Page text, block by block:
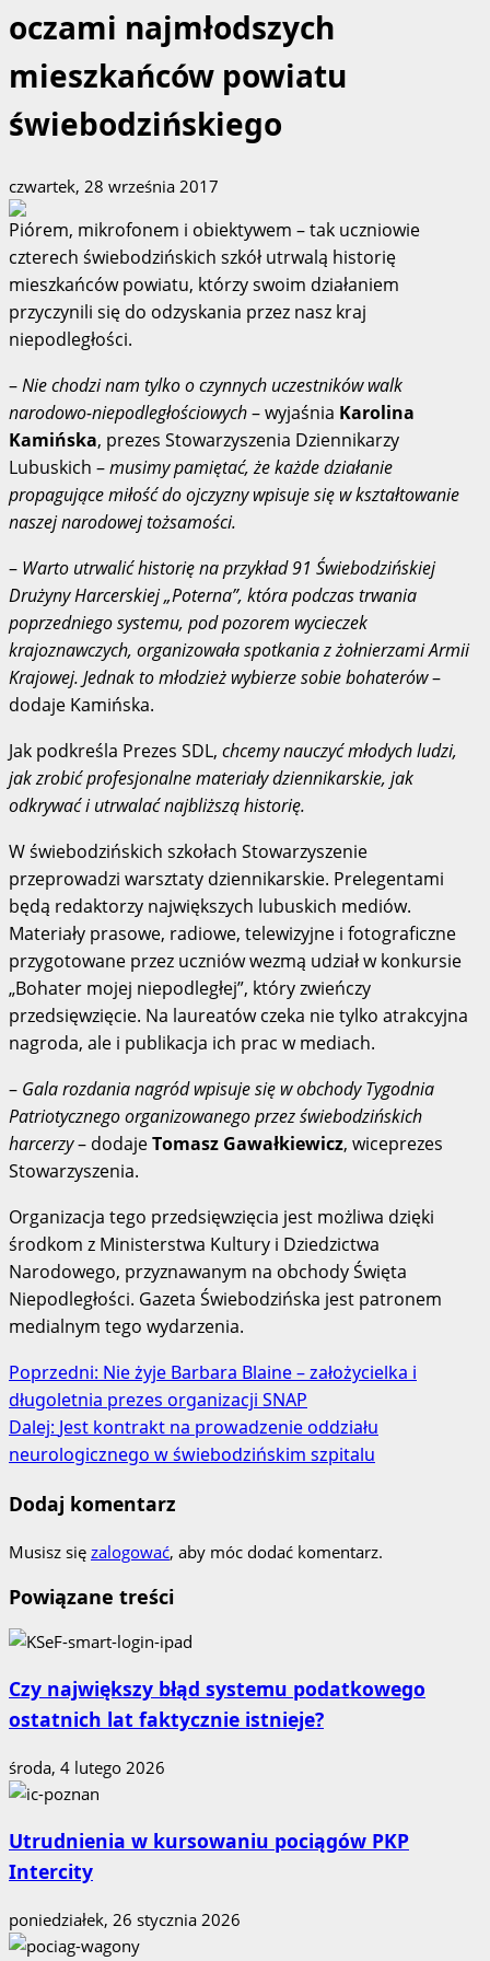
oczami najmłodszych
mieszkańców powiatu
świebodzińskiego
czwartek, 28 września 2017
Piórem, mikrofonem i obiektywem – tak uczniowie
czterech świebodzińskich szkół utrwalą historię
mieszkańców powiatu, którzy swoim działaniem
przyczynili się do odzyskania przez nasz kraj
niepodległości.
–Nie chodzi nam tylko o czynnych uczestników walk
narodowo-niepodległościowych– wyjaśnia Karolina
Kamińska, prezes Stowarzyszenia Dziennikarzy
Lubuskich –musimy pamiętać, że każde działanie
propagujące miłość do ojczyzny wpisuje się w kształtowanie
naszej narodowej tożsamości.
– Warto utrwalić historię na przykład 91 Świebodzińskiej
Drużyny Harcerskiej „Poterna”, która podczas trwania
poprzedniego systemu, pod pozorem wycieczek
krajoznawczych, organizowała spotkania z żołnierzami Armii
Krajowej. Jednak to młodzież wybierze sobie bohaterów–
dodaje Kamińska.
Jak podkreśla Prezes SDL, chcemy nauczyć młodych ludzi,
jak zrobić profesjonalne materiały dziennikarskie, jak
odkrywać i utrwalać najbliższą historię.
W świebodzińskich szkołach Stowarzyszenie
przeprowadzi warsztaty dziennikarskie. Prelegentami
będą redaktorzy największych lubuskich mediów.
Materiały prasowe, radiowe, telewizyjne i fotograficzne
przygotowane przez uczniów wezmą udział w konkursie
„Bohater mojej niepodległej”, który zwieńczy
przedsięwzięcie. Na laureatów czeka nie tylko atrakcyjna
nagroda, ale i publikacja ich prac w mediach.
– Gala rozdania nagród wpisuje się w obchody Tygodnia
Patriotycznego organizowanego przez świebodzińskich
harcerzy– dodajeTomasz Gawałkiewicz, wiceprezes
Stowarzyszenia.
Organizacja tego przedsięwzięcia jest możliwa dzięki
środkom z Ministerstwa Kultury i Dziedzictwa
Narodowego, przyznawanym na obchody Święta
Niepodległości. Gazeta Świebodzińska jest patronem
medialnym tego wydarzenia.
Zobacz
wpisy
Poprzedni: Nie żyje Barbara Blaine – założycielka i
długoletnia prezes organizacji SNAP
Dalej: Jest kontrakt na prowadzenie oddziału
neurologicznego w świebodzińskim szpitalu
Dodaj komentarz
Musisz się zalogować, aby móc dodać komentarz.
Powiązane treści
Czy największy błąd systemu podatkowego
ostatnich lat faktycznie istnieje?
środa, 4 lutego 2026
Utrudnienia w kursowaniu pociągów PKP
Intercity
poniedziałek, 26 stycznia 2026